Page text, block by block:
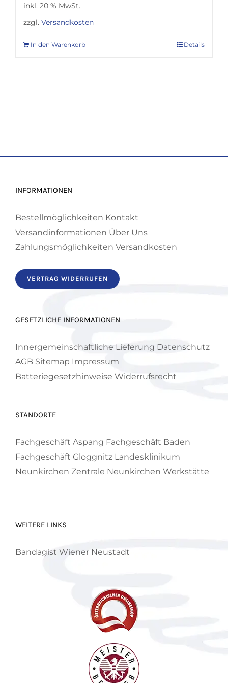
inkl. 20 % MwSt.
zzgl. Versandkosten
In den Warenkorb Details
INFORMATIONEN
Bestellmöglichkeiten Kontakt
Versandinformationen Über Uns
Zahlungsmöglichkeiten Versandkosten
VERTRAG WIDERRUFEN
GESETZLICHE INFORMATIONEN
Innergemeinschaftliche Lieferung Datenschutz
AGB Sitemap Impressum
Batteriegesetzhinweise Widerrufsrecht
STANDORTE
Fachgeschäft Aspang Fachgeschäft Baden
Fachgeschäft Gloggnitz Landesklinikum
Neunkirchen Zentrale Neunkirchen Werkstätte
WEITERE LINKS
Bandagist Wiener Neustadt